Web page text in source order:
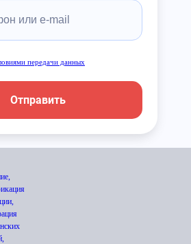
передачи данных
Отправить